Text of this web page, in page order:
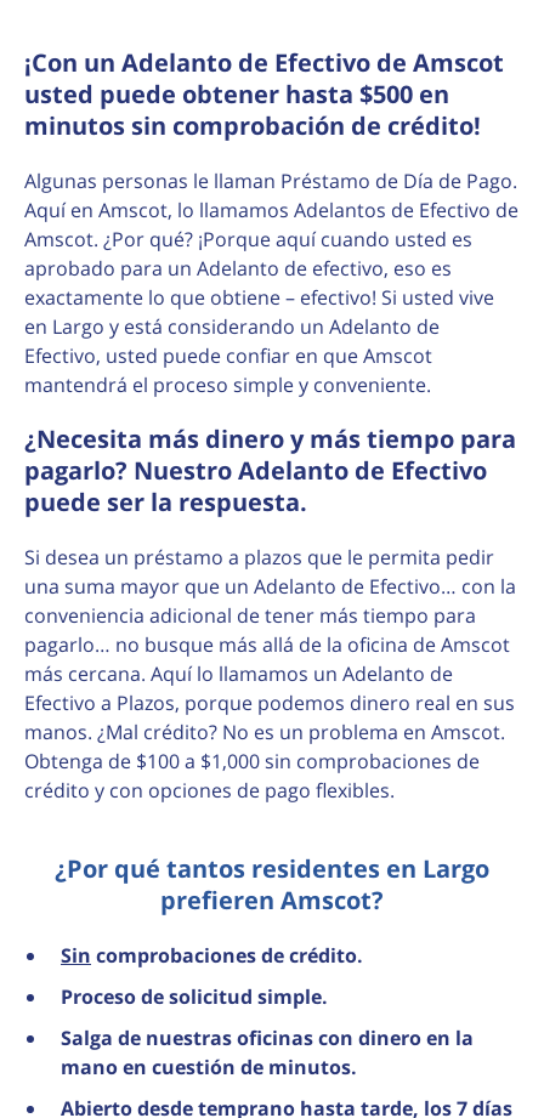
¡Con un Adelanto de Efectivo de Amscot
usted puede obtener hasta $500 en
minutos sin comprobación de crédito!
Algunas personas le llaman Préstamo de Día de Pago.
Aquí en Amscot, lo llamamos Adelantos de Efectivo de
Amscot. ¿Por qué? ¡Porque aquí cuando usted es
aprobado para un Adelanto de efectivo, eso es
exactamente lo que obtiene – efectivo! Si usted vive
en Largo y está considerando un Adelanto de
Efectivo, usted puede confiar en que Amscot
mantendrá el proceso simple y conveniente.
¿Necesita más dinero y más tiempo para
pagarlo? Nuestro Adelanto de Efectivo
puede ser la respuesta.
Si desea un préstamo a plazos que le permita pedir
una suma mayor que un Adelanto de Efectivo… con la
conveniencia adicional de tener más tiempo para
pagarlo… no busque más allá de la oficina de Amscot
más cercana. Aquí lo llamamos un Adelanto de
Efectivo a Plazos, porque podemos dinero real en sus
manos. ¿Mal crédito? No es un problema en Amscot.
Obtenga de $100 a $1,000 sin comprobaciones de
crédito y con opciones de pago flexibles.
¿Por qué tantos residentes en Largo
prefieren Amscot?
Sin comprobaciones de crédito.
Proceso de solicitud simple.
Salga de nuestras oficinas con dinero en la
mano en cuestión de minutos.
Abierto desde temprano hasta tarde, los 7 días